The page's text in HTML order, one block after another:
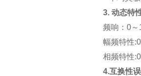
3. 动态特
频响：0
幅频特性
相频特性
4.互换性